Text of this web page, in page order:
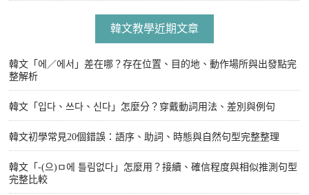
韓文教學近期文章
韓文「에／에서」差在哪？存在位置、目的地、動作場所與出發點完
整解析
韓文「입다、쓰다、신다」怎麼分？穿戴動詞用法、差別與例句
韓文初學常見20個錯誤：語序、助詞、時態與自然句型完整整理
韓文「-(으)ㅁ에 틀림없다」怎麼用？接續、確信程度與相似推測句型
完整比較